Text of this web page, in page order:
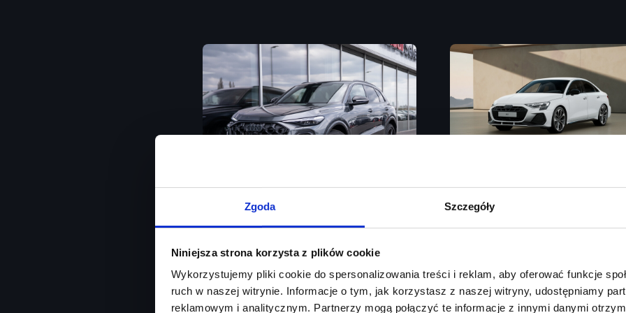
Zgoda Szczegóły
Niniejsza strona korzysta z plików cookie
Wykorzystujemy pliki cookie do spersonalizowania treści i reklam, aby oferować funkcje
ruch w naszej witrynie. Informacje o tym, jak korzystasz z naszej witryny, udostępniamy
reklamowym i analitycznym. Partnerzy mogą połączyć te informacje z innymi danymi
Od ręki / Matrix LED / Akt. tempomat / Martwe pole / Kamera 360
Rok produkcji2026
Moc silnika150 KM